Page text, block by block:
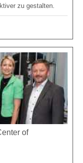
zu gestalten.
of